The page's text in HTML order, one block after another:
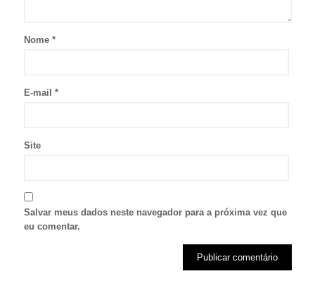
Nome *
E-mail *
Site
Salvar meus dados neste navegador para a próxima vez que
eu comentar.